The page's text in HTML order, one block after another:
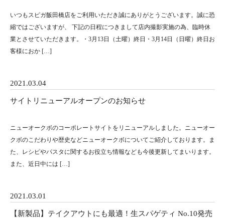
いつもスピガ飯田橋店をご利用いただき誠にありがとうございます。誠に恐
縮ではございますが、 下記の日程につきまして店内撮影実施の為、臨時休
業とさせていただきます。・3月13日（土曜）終日・3月14日（日曜）終日お
客様におか […]
2021.03.04
サイトリニューアルオープンのお知らせ
ニューオークボのコーポレートサイトをリニューアルしました。ニューオー
クボのこだわりや歴史などニューオークボについてご紹介しております。ま
た、レシピやパスタに関するお役立ち情報なども今後更新してまいります。
また、近日中には […]
2021.03.01
【新製品】テイクアウトにも最適！生スパゲティ No.10発売